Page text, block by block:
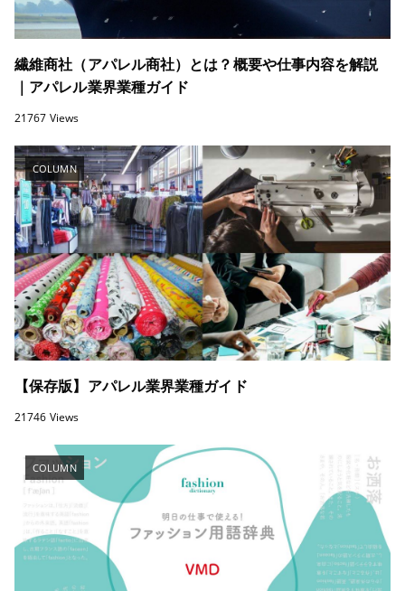
繊維商社（アパレル商社）とは？概要や仕事内容を解説
｜アパレル業界業種ガイド
21767 Views
COLUMN
【保存版】アパレル業界業種ガイド
21746 Views
COLUMN